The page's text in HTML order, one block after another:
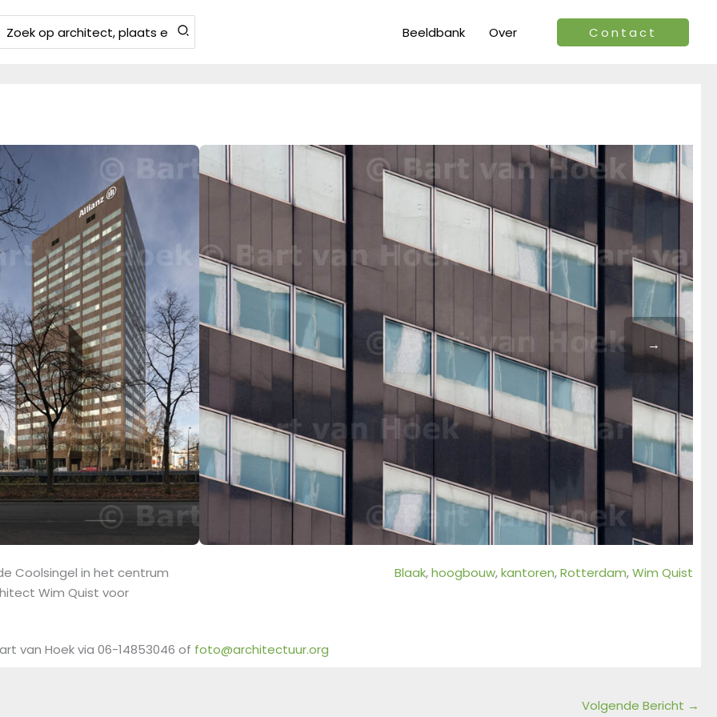
Zoeken
Beeldbank Over Contact
→
Coolsingel in het centrum
Wim Quist voor
Blaak, hoogbouw, kantoren, Rotterdam, Wim Quist
van Hoek via 06-14853046 of foto@architectuur.org
Volgende Bericht →